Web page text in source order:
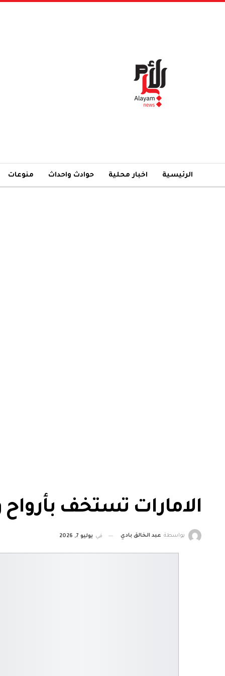
الرئيسية اخبار محلية حوادث واحداث منوعات
الامارات تستخف بأرواح
بواسطة عبد الخالق بادي في يوليو 7, 2026